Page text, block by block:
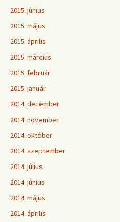
2015. június
2015. május
2015. április
2015. március
2015. február
2015. január
2014. december
2014. november
2014. október
2014. szeptember
2014. július
2014. június
2014. május
2014. április